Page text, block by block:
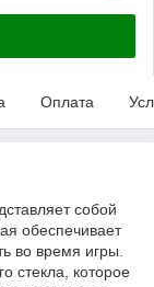
Оплата
собой
обеспечивает
во время игры.
стекла, которое